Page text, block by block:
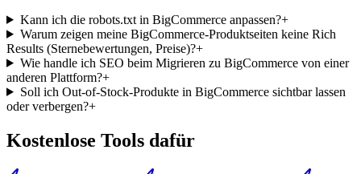
Kann ich die robots.txt in BigCommerce anpassen?+
Warum zeigen meine BigCommerce-Produktseiten keine Rich
Results (Sternebewertungen, Preise)?+
Wie handle ich SEO beim Migrieren zu BigCommerce von einer
anderen Plattform?+
Soll ich Out-of-Stock-Produkte in BigCommerce sichtbar lassen
oder verbergen?+
Kostenlose Tools dafür